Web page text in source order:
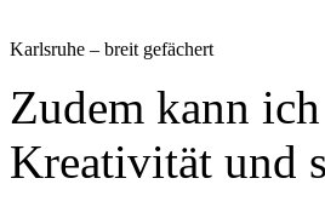
Karlsruhe – breit gefächert
Zudem kann
Kreativität und